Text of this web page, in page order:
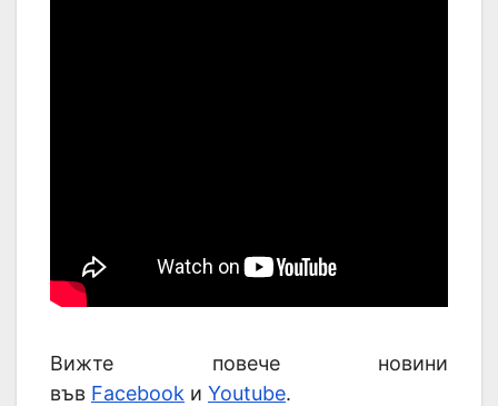
Вижте повече новини
във Facebook и Youtube.